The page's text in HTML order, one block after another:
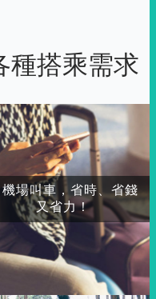
搭乘需求
機場叫車，省時、省錢
又省力！